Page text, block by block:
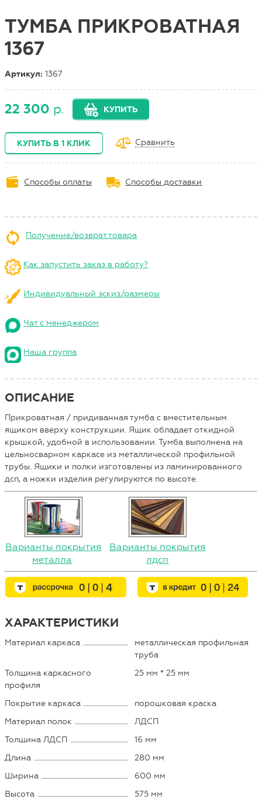
ТУМБА ПРИКРОВАТНАЯ
1367
Артикул:1367
22 300 р. КУПИТЬ
КУПИТЬ В 1 КЛИК Сравнить
Способы оплаты Способы доставки
Получение/возврат товара
Как запустить заказ в работу?
Индивидуальный эскиз/размеры
Чат с менеджером
Наша группа
ОПИСАНИЕ
Прикроватная / придиванная тумба с вместительным
ящиком вверху конструкции. Ящик обладает откидной
крышкой, удобной в использовании. Тумба выполнена на
цельносварном каркасе из металлической профильной
трубы. Ящики и полки изготовлены из ламинированного
дсп, а ножки изделия регулируются по высоте.
Варианты покрытия
металла
Варианты покрытия
лдсп
ХАРАКТЕРИСТИКИ
Материал каркаса
металлическая профильная
труба
Толщина каркасного
профиля
25 мм * 25 мм
Покрытие каркаса
порошковая краска
Материал полок
ЛДСП
Толщина ЛДСП
16 мм
Длина
280 мм
Ширина
600 мм
Высота
575 мм